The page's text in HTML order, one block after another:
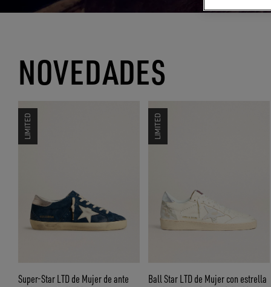
NOVEDADES
LIMITED
Super-Star LTD de Mujer de ante
LIMITED
Ball Star LTD de Mujer con estrella